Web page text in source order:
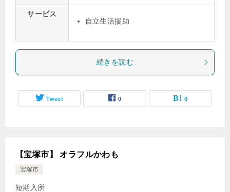
サービス
自立生活援助
続きを読む
Tweet 0 0
【宝塚市】 オラフルかわも
宝塚市
短期入所